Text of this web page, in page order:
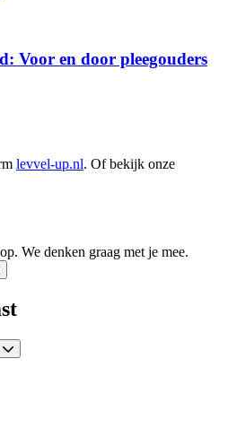
Voor en door pleegouders
levvel-up.nl. Of bekijk onze
We denken graag met je mee.